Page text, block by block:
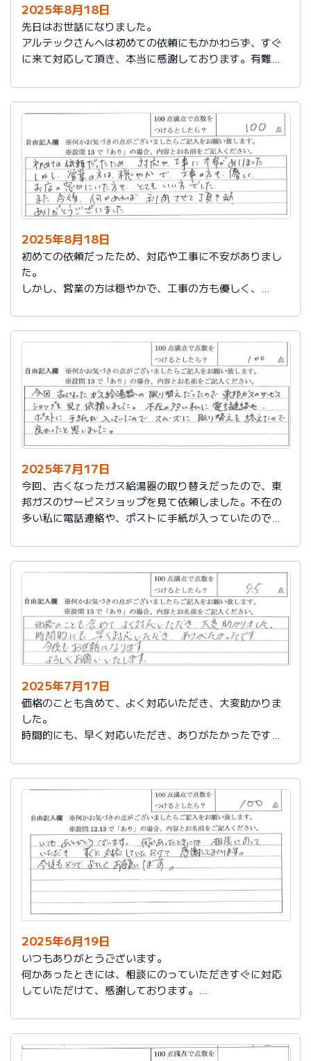
2025年8月18日
先日はお世話になりました。
アルテックさんへは初めての依頼にもかかわらず、すぐ
に来て対応して頂き、本当に感謝しております。有難う
2025年8月18日
初めての依頼だったため、対応や工事に不安がありまし
た。
しかし、営業の方は穏やかで、工事の方も優しく、
また今後、何かあれば利用させて頂きます。
ありがとうございました。
2025年7月17日
今回、古くなったガス給湯器の取り替えだったので、東
邦ガスのサービスショップを見て依頼しました。不在の
多い私に電話連絡や、ポストに手紙が入っていたので、
た。
2025年7月17日
価格のことも含めて、よく対応いただき、大変助かりま
した。
時間的にも、早く対応いただき、ありがたかったです。
2025年6月19日
いつもありがとうございます。
何かあったときには、相談にのっていただきすぐに対応
していただけて、感謝しております。